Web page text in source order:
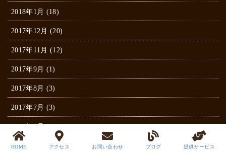
2018年1月 (18)
2017年12月 (20)
2017年11月 (12)
2017年9月 (1)
2017年8月 (3)
2017年7月 (3)
2017年6月 (6)
2017年5月 (7)
HOME アクセス お問い合わせ ブログ 提供サービス